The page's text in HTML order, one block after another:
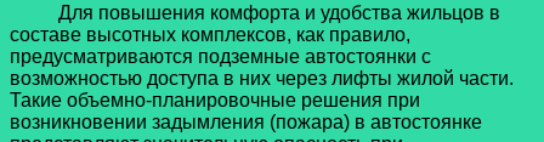
Для повышения комфорта и удобства жильцов в
составе высотных комплексов, как правило,
предусматриваются подземные автостоянки с
возможностью доступа в них через лифты жилой части.
Такие объемно-планировочные решения при
возникновении задымления (пожара) в автостоянке